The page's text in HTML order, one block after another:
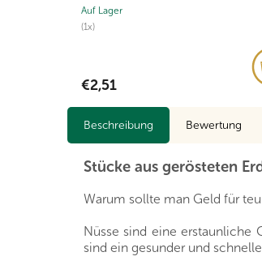
(1x)
Auf Lager
€2,51
Beschreibung Bewertung
Stücke aus gerösteten
Warum sollte man Geld für
Nüsse sind eine erstaunliche
sind ein gesunder und